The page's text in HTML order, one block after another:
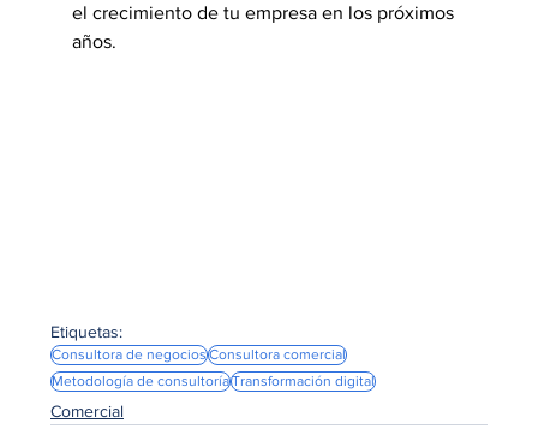
el crecimiento de tu empresa en los próximos
años.
Etiquetas:
Consultora de negociosConsultora comercial
Metodología de consultoríaTransformación digital
Comercial